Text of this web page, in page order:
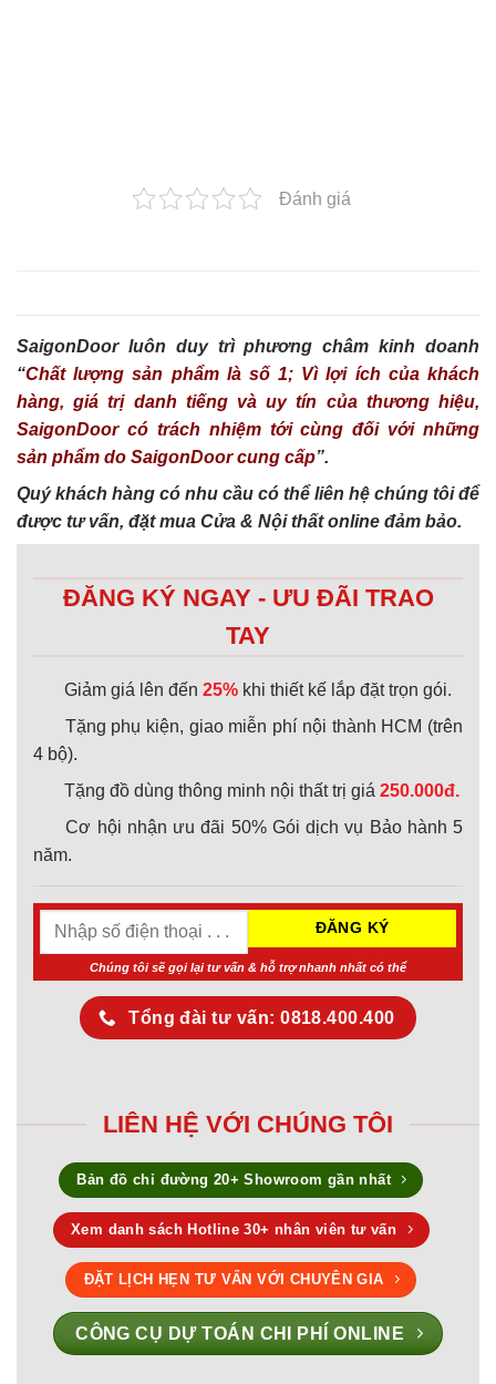
Đánh giá
SaigonDoor luôn duy trì phương châm kinh doanh
“Chất lượng sản phẩm là số 1; Vì lợi ích của khách
hàng, giá trị danh tiếng và uy tín của thương hiệu,
SaigonDoor có trách nhiệm tới cùng đối với những
sản phẩm do SaigonDoor cung cấp”.
Quý khách hàng có nhu cầu có thể liên hệ chúng tôi để
được tư vấn, đặt mua Cửa & Nội thất online đảm bảo.
ĐĂNG KÝ NGAY - ƯU ĐÃI TRAO
TAY
Giảm giá lên đến 25% khi thiết kế lắp đặt trọn gói.
Tặng phụ kiện, giao miễn phí nội thành HCM (trên
4 bộ).
Tặng đồ dùng thông minh nội thất trị giá 250.000đ.
Cơ hội nhận ưu đãi 50% Gói dịch vụ Bảo hành 5
năm.
Chúng tôi sẽ gọi lại tư vấn & hỗ trợ nhanh nhất có thể
Tổng đài tư vấn: 0818.400.400
LIÊN HỆ VỚI CHÚNG TÔI
Bản đồ chỉ đường 20+ Showroom gần nhất
Xem danh sách Hotline 30+ nhân viên tư vấn
ĐẶT LỊCH HẸN TƯ VẤN VỚI CHUYÊN GIA
CÔNG CỤ DỰ TOÁN CHI PHÍ ONLINE